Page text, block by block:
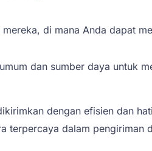
di mana Anda dapat
dan sumber daya untuk
dengan efisien dan
terpercaya dalam pengiriman